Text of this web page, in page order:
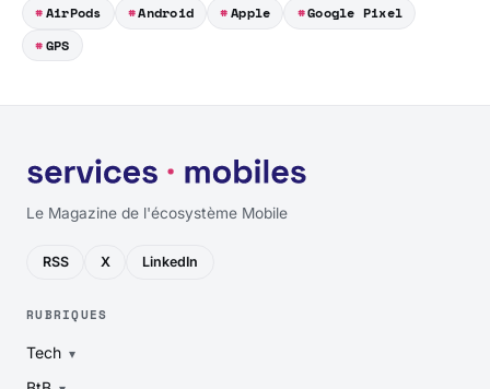
AirPods Android Apple
Google Pixel
GPS
Le Magazine de l'écosystème Mobile
RSS X LinkedIn
RUBRIQUES
Tech